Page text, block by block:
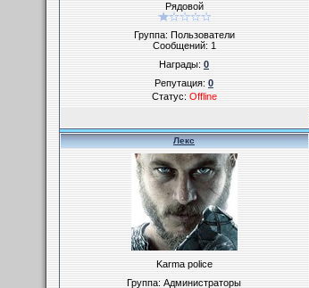
Рядовой
Группа: Пользователи
Сообщений:1
Награды:0
Репутация:0
Статус:Offline
Лекс
Karma police
Группа: Администраторы